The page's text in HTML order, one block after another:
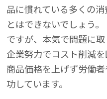
品に慣れている多くの
とはできないでしょう。
ですが、本気で問題に取
企業努力でコスト削減
商品価格を上げず労働
功しています。